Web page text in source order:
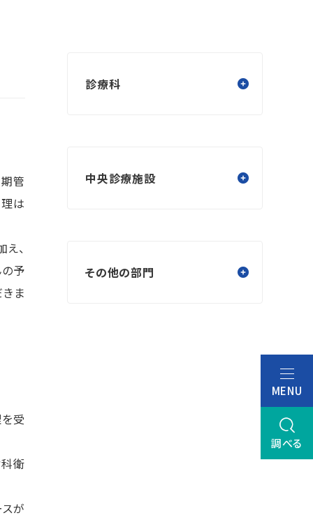
MENU
調べる
管
は
、
予
ま
受
衛
が
診療科
中央診療施設
その他の部門